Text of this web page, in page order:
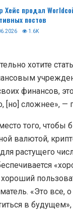
Хейс продал
постов
1.6K
хотите
финансов,
сложнее», —
того, чтобы
валютой,
растущего
«Это все,
в